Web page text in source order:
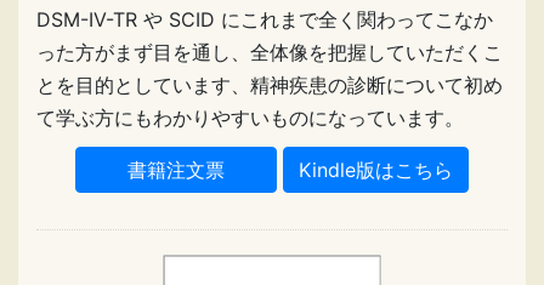
DSM-IV-TR や SCID にこれまで全く関わってこなか
った方がまず目を通し、全体像を把握していただくこ
とを目的としています、精神疾患の診断について初め
て学ぶ方にもわかりやすいものになっています。
Kindle版はこちら